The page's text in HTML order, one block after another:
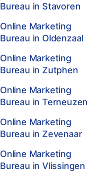
Bureau in Stavoren
Online Marketing
Bureau in Oldenzaal
Online Marketing
Bureau in Zutphen
Online Marketing
Bureau in Terneuzen
Online Marketing
Bureau in Zevenaar
Online Marketing
Bureau in Vlissingen